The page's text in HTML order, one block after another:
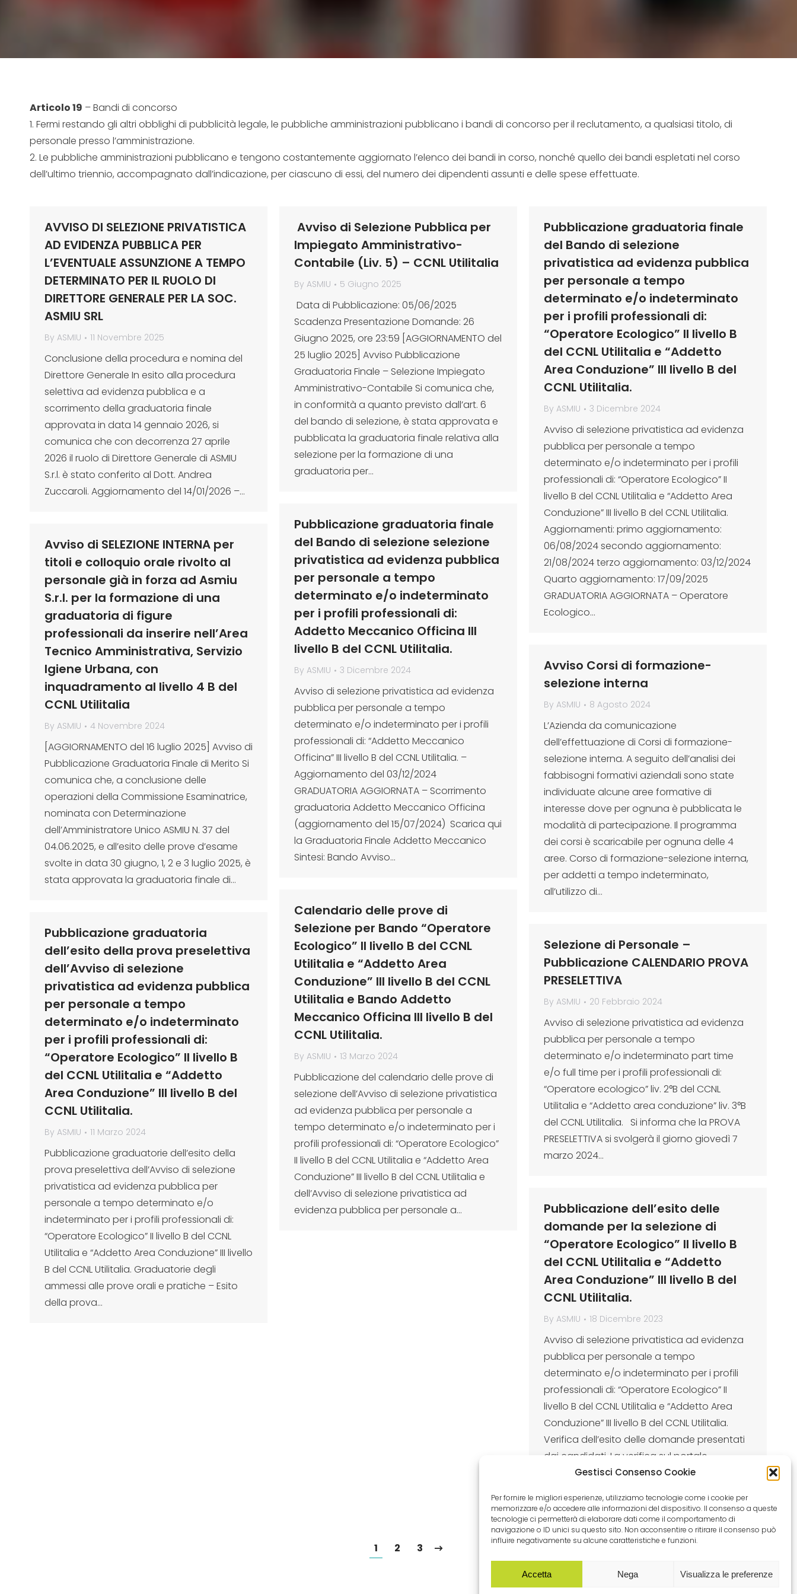
Gestisci Consenso Cookie
Per fornire le migliori esperienze, utilizziamo tecnologie come i cookie per
memorizzare e/o accedere alle informazioni del dispositivo. Il consenso a queste
tecnologie ci permetterà di elaborare dati come il comportamento di
navigazione o ID unici su questo sito. Non acconsentire o ritirare il consenso può
influire negativamente su alcune caratteristiche e funzioni.
Accetta Nega Visualizza le preferenze
Articolo 19 – Bandi di concorso
1. Fermi restando gli altri obblighi di pubblicità legale, le pubbliche amministrazioni pubblicano i bandi di concorso per il reclutamento, a qualsiasi titolo, di
personale presso l’amministrazione.
2. Le pubbliche amministrazioni pubblicano e tengono costantemente aggiornato l’elenco dei bandi in corso, nonché quello dei bandi espletati nel corso
dell’ultimo triennio, accompagnato dall’indicazione, per ciascuno di essi, del numero dei dipendenti assunti e delle spese effettuate.
AVVISO DI SELEZIONE PRIVATISTICA
AD EVIDENZA PUBBLICA PER
L’EVENTUALE ASSUNZIONE A TEMPO
DETERMINATO PER IL RUOLO DI
DIRETTORE GENERALE PER LA SOC.
ASMIU SRL
By ASMIU 11 Novembre 2025
Conclusione della procedura e nomina del
Direttore Generale In esito alla procedura
selettiva ad evidenza pubblica e a
scorrimento della graduatoria finale
approvata in data 14 gennaio 2026, si
comunica che con decorrenza 27 aprile
2026 il ruolo di Direttore Generale di ASMIU
S.r.l. è stato conferito al Dott. Andrea
Zuccaroli. Aggiornamento del 14/01/2026 –…
Avviso di Selezione Pubblica per
Impiegato Amministrativo-
Contabile (Liv. 5) – CCNL Utilitalia
By ASMIU 5 Giugno 2025
Data di Pubblicazione: 05/06/2025
Scadenza Presentazione Domande: 26
Giugno 2025, ore 23:59 [AGGIORNAMENTO del
25 luglio 2025] Avviso Pubblicazione
Graduatoria Finale – Selezione Impiegato
Amministrativo-Contabile Si comunica che,
in conformità a quanto previsto dall’art. 6
del bando di selezione, è stata approvata e
pubblicata la graduatoria finale relativa alla
selezione per la formazione di una
graduatoria per…
Pubblicazione graduatoria finale
del Bando di selezione
privatistica ad evidenza pubblica
per personale a tempo
determinato e/o indeterminato
per i profili professionali di:
“Operatore Ecologico” II livello B
del CCNL Utilitalia e “Addetto
Area Conduzione” III livello B del
CCNL Utilitalia.
By ASMIU 3 Dicembre 2024
Avviso di selezione privatistica ad evidenza
pubblica per personale a tempo
determinato e/o indeterminato per i profili
professionali di: “Operatore Ecologico” II
livello B del CCNL Utilitalia e “Addetto Area
Conduzione” III livello B del CCNL Utilitalia.
Aggiornamenti: primo aggiornamento:
06/08/2024 secondo aggiornamento:
21/08/2024 terzo aggiornamento: 03/12/2024
Quarto aggiornamento: 17/09/2025
GRADUATORIA AGGIORNATA – Operatore
Ecologico…
Pubblicazione graduatoria finale
del Bando di selezione selezione
privatistica ad evidenza pubblica
per personale a tempo
determinato e/o indeterminato
per i profili professionali di:
Addetto Meccanico Officina III
livello B del CCNL Utilitalia.
By ASMIU 3 Dicembre 2024
Avviso di selezione privatistica ad evidenza
pubblica per personale a tempo
determinato e/o indeterminato per i profili
professionali di: “Addetto Meccanico
Officina” III livello B del CCNL Utilitalia. –
Aggiornamento del 03/12/2024
GRADUATORIA AGGIORNATA – Scorrimento
graduatoria Addetto Meccanico Officina
(aggiornamento del 15/07/2024) Scarica qui
la Graduatoria Finale Addetto Meccanico
Sintesi: Bando Avviso…
Avviso di SELEZIONE INTERNA per
titoli e colloquio orale rivolto al
personale già in forza ad Asmiu
S.r.l. per la formazione di una
graduatoria di figure
professionali da inserire nell’Area
Tecnico Amministrativa, Servizio
Igiene Urbana, con
inquadramento al livello 4 B del
CCNL Utilitalia
By ASMIU 4 Novembre 2024
[AGGIORNAMENTO del 16 luglio 2025] Avviso di
Pubblicazione Graduatoria Finale di Merito Si
comunica che, a conclusione delle
operazioni della Commissione Esaminatrice,
nominata con Determinazione
dell’Amministratore Unico ASMIU N. 37 del
04.06.2025, e all’esito delle prove d’esame
svolte in data 30 giugno, 1, 2 e 3 luglio 2025, è
stata approvata la graduatoria finale di…
Avviso Corsi di formazione-
selezione interna
By ASMIU 8 Agosto 2024
L’Azienda da comunicazione
dell’effettuazione di Corsi di formazione-
selezione interna. A seguito dell’analisi dei
fabbisogni formativi aziendali sono state
individuate alcune aree formative di
interesse dove per ognuna è pubblicata le
modalità di partecipazione. Il programma
dei corsi è scaricabile per ognuna delle 4
aree. Corso di formazione-selezione interna,
per addetti a tempo indeterminato,
all’utilizzo di…
Calendario delle prove di
Selezione per Bando “Operatore
Ecologico” II livello B del CCNL
Utilitalia e “Addetto Area
Conduzione” III livello B del CCNL
Utilitalia e Bando Addetto
Meccanico Officina III livello B del
CCNL Utilitalia.
By ASMIU 13 Marzo 2024
Pubblicazione del calendario delle prove di
selezione dell’Avviso di selezione privatistica
ad evidenza pubblica per personale a
tempo determinato e/o indeterminato per i
profili professionali di: “Operatore Ecologico”
II livello B del CCNL Utilitalia e “Addetto Area
Conduzione” III livello B del CCNL Utilitalia e
dell’Avviso di selezione privatistica ad
evidenza pubblica per personale a…
Pubblicazione graduatoria
dell’esito della prova preselettiva
dell’Avviso di selezione
privatistica ad evidenza pubblica
per personale a tempo
determinato e/o indeterminato
per i profili professionali di:
“Operatore Ecologico” II livello B
del CCNL Utilitalia e “Addetto
Area Conduzione” III livello B del
CCNL Utilitalia.
By ASMIU 11 Marzo 2024
Pubblicazione graduatorie dell’esito della
prova preselettiva dell’Avviso di selezione
privatistica ad evidenza pubblica per
personale a tempo determinato e/o
indeterminato per i profili professionali di:
“Operatore Ecologico” II livello B del CCNL
Utilitalia e “Addetto Area Conduzione” III livello
B del CCNL Utilitalia. Graduatorie degli
ammessi alle prove orali e pratiche – Esito
della prova…
Selezione di Personale –
Pubblicazione CALENDARIO PROVA
PRESELETTIVA
By ASMIU 20 Febbraio 2024
Avviso di selezione privatistica ad evidenza
pubblica per personale a tempo
determinato e/o indeterminato part time
e/o full time per i profili professionali di:
“Operatore ecologico” liv. 2°B del CCNL
Utilitalia e “Addetto area conduzione” liv. 3°B
del CCNL Utilitalia. Si informa che la PROVA
PRESELETTIVA si svolgerà il giorno giovedì 7
marzo 2024…
Pubblicazione dell’esito delle
domande per la selezione di
“Operatore Ecologico” II livello B
del CCNL Utilitalia e “Addetto
Area Conduzione” III livello B del
CCNL Utilitalia.
By ASMIU 18 Dicembre 2023
Avviso di selezione privatistica ad evidenza
pubblica per personale a tempo
determinato e/o indeterminato per i profili
professionali di: “Operatore Ecologico” II
livello B del CCNL Utilitalia e “Addetto Area
Conduzione” III livello B del CCNL Utilitalia.
Verifica dell’esito delle domande presentati
dai candidati. La verifica sul portale
deidicato prevede tipi di risposte. I
1 2 3